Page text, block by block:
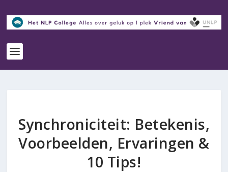
Synchroniciteit: Betekenis,
Voorbeelden, Ervaringen &
10 Tips!